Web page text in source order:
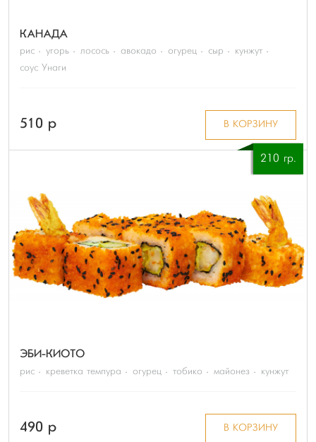
КАНАДА
рис угорь лосось авокадо огурец сыр
кунжут
соус Унаги
510 p В КОРЗИНУ
210 гр.
ЭБИ-КИОТО
рис креветка темпура огурец тобико майонез кунжут
490 p В КОРЗИНУ